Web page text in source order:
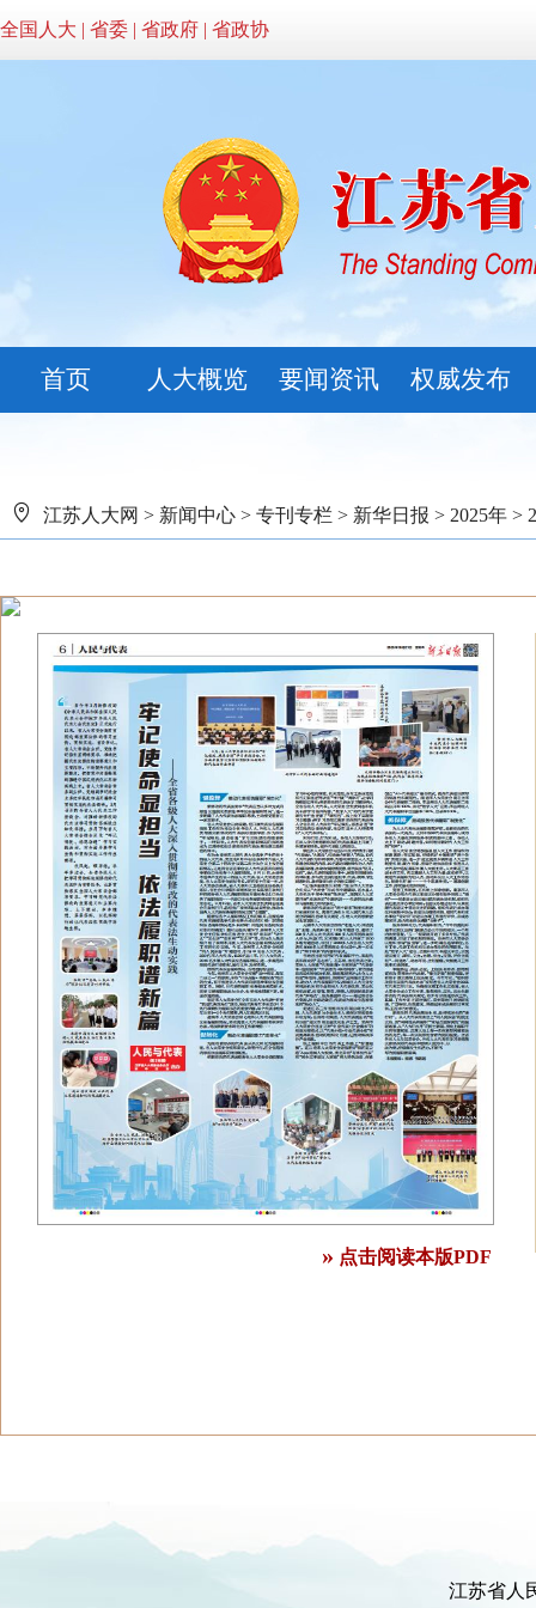
全国人大 | 省委 | 省政府 | 省政协
首页 人大概览 要闻资讯 权威发布
江苏人大网 > 新闻中心 > 专刊专栏 > 新华日报 > 2025年 >
» 点击阅读本版PDF
江苏省人